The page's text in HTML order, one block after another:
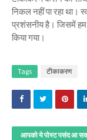
निकल नहीं पा रहा था।
प्रशंसनीय है। जिसमें
किया गया।
Tags टीकाकरण
आपको ये पोस्ट पसंद आ